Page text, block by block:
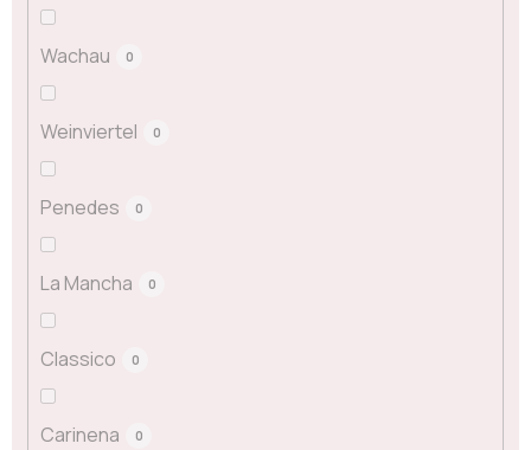
Wachau 0
Weinviertel 0
Penedes 0
La Mancha 0
Classico 0
Carinena 0